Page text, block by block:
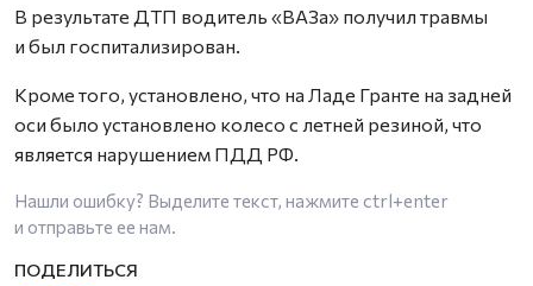
В результате ДТП водитель «ВАЗа» получил травмы
и был госпитализирован.
Кроме того, установлено, что на Ладе Гранте на задней
оси было установлено колесо с летней резиной, что
является нарушением ПДД РФ.
Нашли ошибку? Выделите текст, нажмите ctrl+enter
и отправьте ее нам.